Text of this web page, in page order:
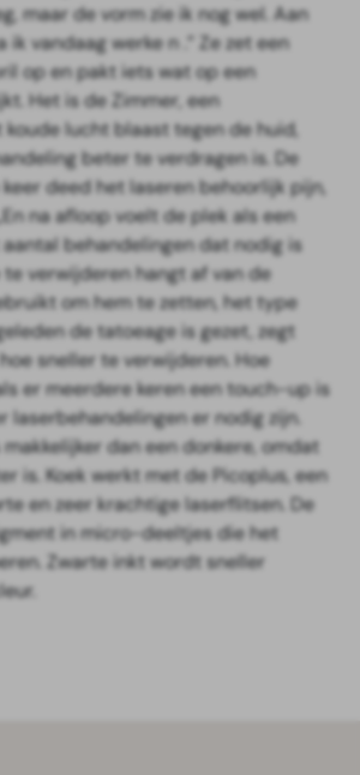
maar de vorm zie ik nog wel. Aan
ik vandaag werke n .” Ze zet een
op en pakt iets wat op een
Het is de Zimmer, een
lucht blaast tegen de huid,
beter te verdragen is. De
deed het laseren behoorlijk pijn,
na afloop voelt de plek als een
behandelingen dat nodig is
verwijderen hangt af van de
om hem te zetten, het type
de tatoeage is gezet, zegt
sneller te verwijderen. Hoe
er meerdere keren een touch-up is
laserbehandelingen er nodig zijn.
dan een donkere, omdat
is. Koek werkt met de Picoplus, een
en zeer krachtige laserflitsen. De
in micro-deeltjes die het
Zwarte inkt wordt sneller